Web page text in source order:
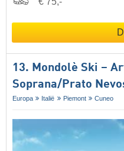
13. Mondolè Ski –
Soprana/​Prato
Europa Italië Piemont Cuneo